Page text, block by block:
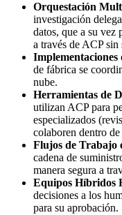
Orquestación
investigación
datos, que a su vez
a través de ACP
Implementaciones
de fábrica se
nube.
Herramientas de
utilizan ACP para
especializados
colaboren dentro
Flujos de Trabajo
cadena de
manera segura a
Equipos Híbridos
decisiones a los
para su aprobación.